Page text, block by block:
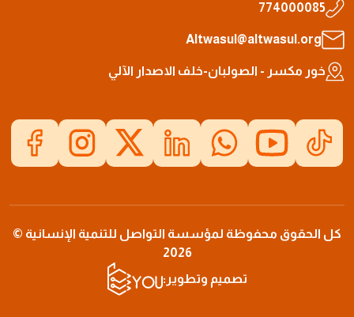
774000085
Altwasul@altwasul.org
خور مكسر - الصولبان-خلف الاصدار الآلي
كل الحقوق محفوظة لمؤسسة التواصل للتنمية الإنسانية ©
2026
تصميم وتطوير: